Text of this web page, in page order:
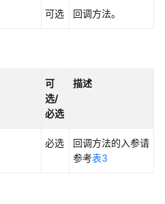
可选 回调方法。
可
选/
必选
描述
必选
回调方法的入参请
参考表3